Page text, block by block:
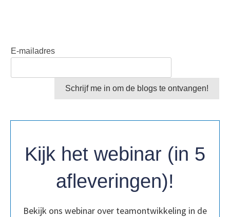
E-mailadres
Schrijf me in om de blogs te ontvangen!
Kijk het webinar (in 5
afleveringen)!
Bekijk ons webinar over teamontwikkeling in de